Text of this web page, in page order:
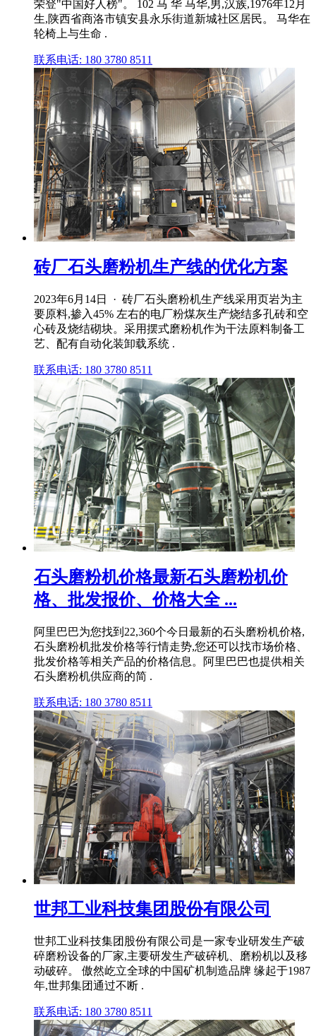
荣登"中国好人榜"。 102 马 华 马华,男,汉族,1976年12月
生,陕西省商洛市镇安县永乐街道新城社区居民。 马华在
轮椅上与生命 .
联系电话: 180 3780 8511
砖厂石头磨粉机生产线的优化方案
2023年6月14日 · 砖厂石头磨粉机生产线采用页岩为主
要原料,掺入45% 左右的电厂粉煤灰生产烧结多孔砖和空
心砖及烧结砌块。采用摆式磨粉机作为干法原料制备工
艺、配有自动化装卸载系统 .
联系电话: 180 3780 8511
石头磨粉机价格最新石头磨粉机价
格、批发报价、价格大全 ...
阿里巴巴为您找到22,360个今日最新的石头磨粉机价格,
石头磨粉机批发价格等行情走势,您还可以找市场价格、
批发价格等相关产品的价格信息。阿里巴巴也提供相关
石头磨粉机供应商的简 .
联系电话: 180 3780 8511
世邦工业科技集团股份有限公司
世邦工业科技集团股份有限公司是一家专业研发生产破
碎磨粉设备的厂家,主要研发生产破碎机、磨粉机以及移
动破碎。 傲然屹立全球的中国矿机制造品牌 缘起于1987
年,世邦集团通过不断 .
联系电话: 180 3780 8511